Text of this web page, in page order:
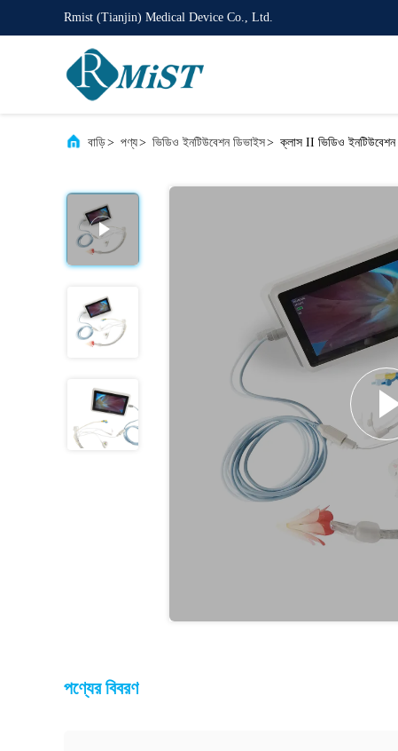
Rmist (Tianjin) Medical Device Co., Ltd.
বাড়ি> পণ্য> ভিডিও ইনটিউবেশন ডিভাইস> ক্লাস II ভিডিও ইনটিউবেশন
পণ্যের বিবরণ